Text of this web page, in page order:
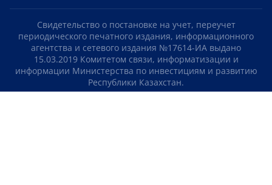
Свидетельство о постановке на учет, переучет
периодического печатного издания, информационного
агентства и сетевого издания №17614-ИА выдано
15.03.2019 Комитетом связи, информатизации и
информации Министерства по инвестициям и развитию
Республики Казахстан.